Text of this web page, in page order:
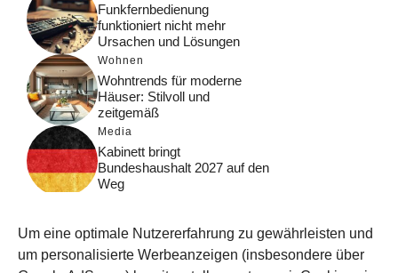
Um eine optimale Nutzererfahrung zu gewährleisten und
um personalisierte Werbeanzeigen (insbesondere über
Funkfernbedienung
funktioniert nicht mehr
Ursachen und Lösungen
Wohnen
Wohntrends für moderne
Häuser: Stilvoll und
zeitgemäß
Media
Kabinett bringt
Bundeshaushalt 2027 auf den
Weg
Funktionsweise, Prozesse
und Rankinglogik